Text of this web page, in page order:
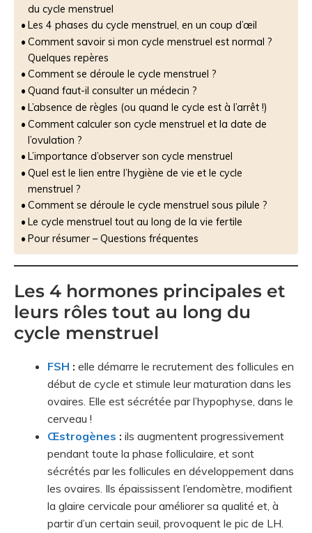
du cycle menstruel
Les 4 phases du cycle menstruel, en un coup d’œil
Comment savoir si mon cycle menstruel est normal ?
Quelques repères
Comment se déroule le cycle menstruel ?
Quand faut-il consulter un médecin ?
L’absence de règles (ou quand le cycle est à l’arrêt !)
Comment calculer son cycle menstruel et la date de
l’ovulation ?
L’importance d’observer son cycle menstruel
Quel est le lien entre l’hygiène de vie et le cycle
menstruel ?
Comment se déroule le cycle menstruel sous pilule ?
Le cycle menstruel tout au long de la vie fertile
Pour résumer – Questions fréquentes
Les 4 hormones principales et
leurs rôles tout au long du
cycle menstruel
FSH : elle démarre le recrutement des follicules en
début de cycle et stimule leur maturation dans les
ovaires. Elle est sécrétée par l’hypophyse, dans le
cerveau !
Œstrogènes : ils augmentent progressivement
pendant toute la phase folliculaire, et sont
sécrétés par les follicules en développement dans
les ovaires. Ils épaississent l’endomètre, modifient
la glaire cervicale pour améliorer sa qualité et, à
partir d’un certain seuil, provoquent le pic de LH.